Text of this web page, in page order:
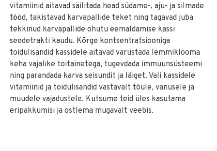
vitamiinid aitavad säilitada head südame-, aju- ja silmade
tööd, takistavad karvapallide teket ning tagavad juba
tekkinud karvapallide ohutu eemaldamise kassi
seedetrakti kaudu. Kõrge kontsentratsiooniga
toidulisandid kassidele aitavad varustada lemmiklooma
keha vajalike toitainetega, tugevdada immuunsüsteemi
ning parandada karva seisundit ja läiget. Vali kassidele
vitamiinid ja toidulisandid vastavalt tõule, vanusele ja
muudele vajadustele. Kutsume teid üles kasutama
eripakkumisi ja ostlema mugavalt veebis.